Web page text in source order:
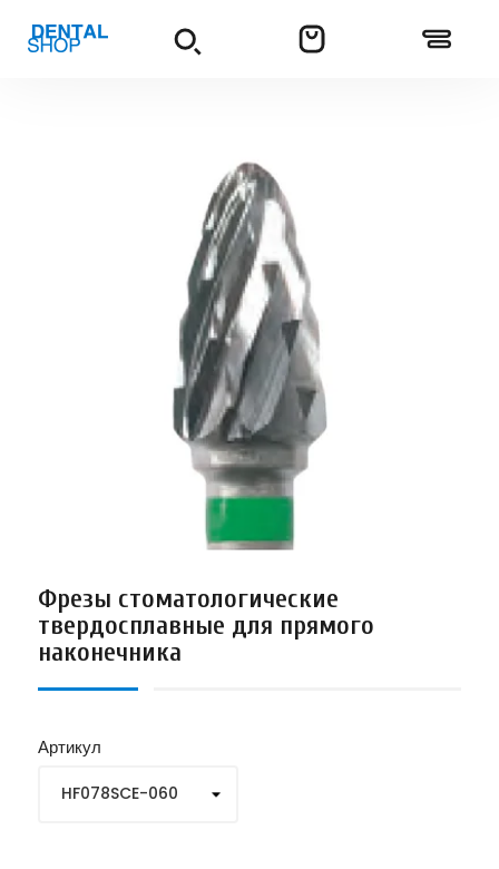
Фрезы стоматологические
твердосплавные для прямого
наконечника
Артикул